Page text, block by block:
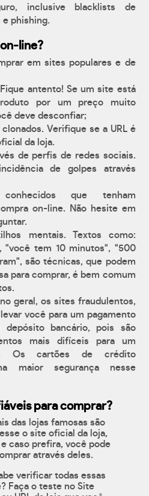
inclusive blacklists de
e phishing.
line?
em sites populares e de
antento! Se um site está
por um preço muito
deve desconfiar;
Verifique se a URL é
da loja.
de perfis de redes sociais.
de golpes através
que tenham
on-line. Não hesite em
mentais. Textos como:
"você tem 10 minutos", "500
são técnicas, que podem
para comprar, é bem comum
geral, os sites fraudulentos,
você para um pagamento
bancário, pois são
mais difíceis para um
Os cartões de crédito
maior segurança nesse
para comprar?
das lojas famosas são
o site oficial da loja,
caso prefira, você pode
através deles.
verificar todas essas
Faça o teste no Site